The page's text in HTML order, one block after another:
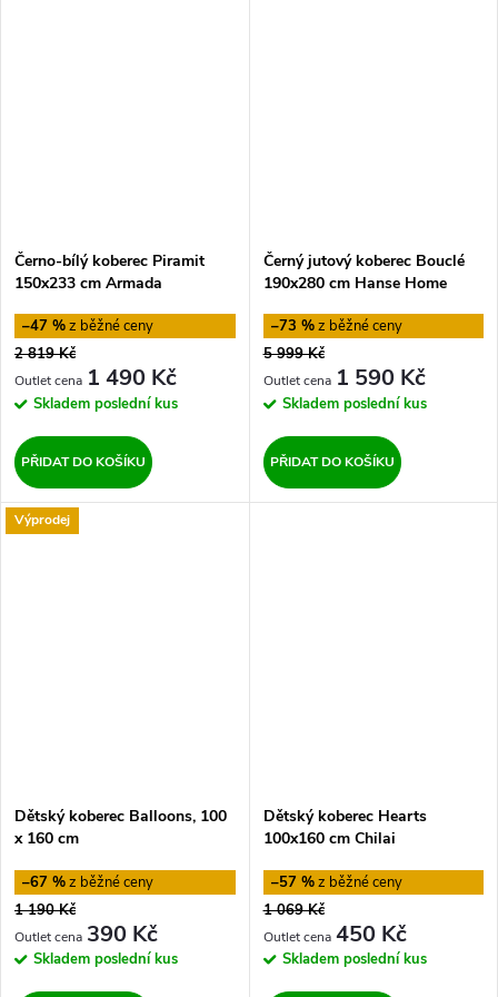
Černo-bílý koberec Piramit
150x233 cm Armada
–47 %
2 819 Kč
1 490 Kč
Skladem poslední kus
PŘIDAT DO KOŠÍKU
Černý jutový koberec Bouclé
190x280 cm Hanse Home
–73 %
5 999 Kč
1 590 Kč
Skladem poslední kus
PŘIDAT DO KOŠÍKU
Výprodej
Dětský koberec Balloons, 100
x 160 cm
–67 %
1 190 Kč
390 Kč
Skladem poslední kus
Dětský koberec Hearts
100x160 cm Chilai
–57 %
1 069 Kč
450 Kč
Skladem poslední kus